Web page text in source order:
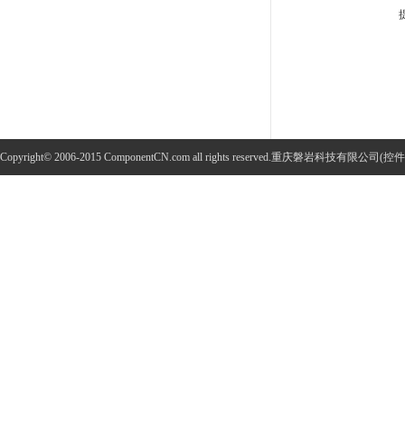
Copyright© 2006-2015 ComponentCN.com all rights reserved.重庆磐岩科技有限公司(